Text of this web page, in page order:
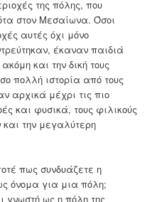
της πόλης, που
στον Μεσαίωνα. Όσοι
αυτές όχι μόνο
έκαναν παιδιά
και την δική τους
πολλή ιστορία από τους
αρχικά μέχρι τις πιο
και φυσικά, τους φιλικούς
και την μεγαλύτερη
πως συνδυάζετε η
όνομα για μια πόλη;
γνωστή ως η πόλη της